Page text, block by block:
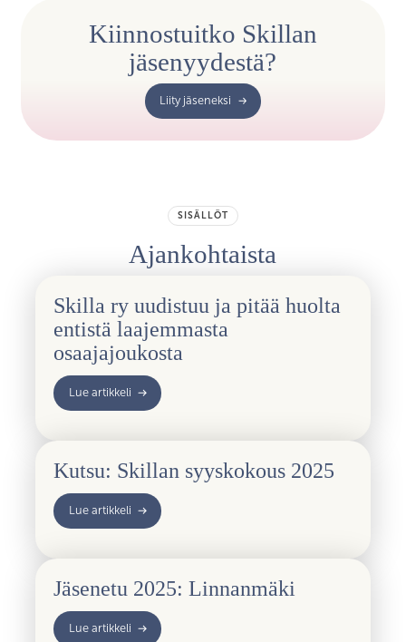
Kiinnostuitko Skillan
jäsenyydestä?
Liity jäseneksi
SISÄLLÖT
Ajankohtaista
Skilla ry uudistuu ja pitää huolta
entistä laajemmasta
osaajajoukosta
Lue artikkeli
Kutsu: Skillan syyskokous 2025
Lue artikkeli
Jäsenetu 2025: Linnanmäki
Lue artikkeli